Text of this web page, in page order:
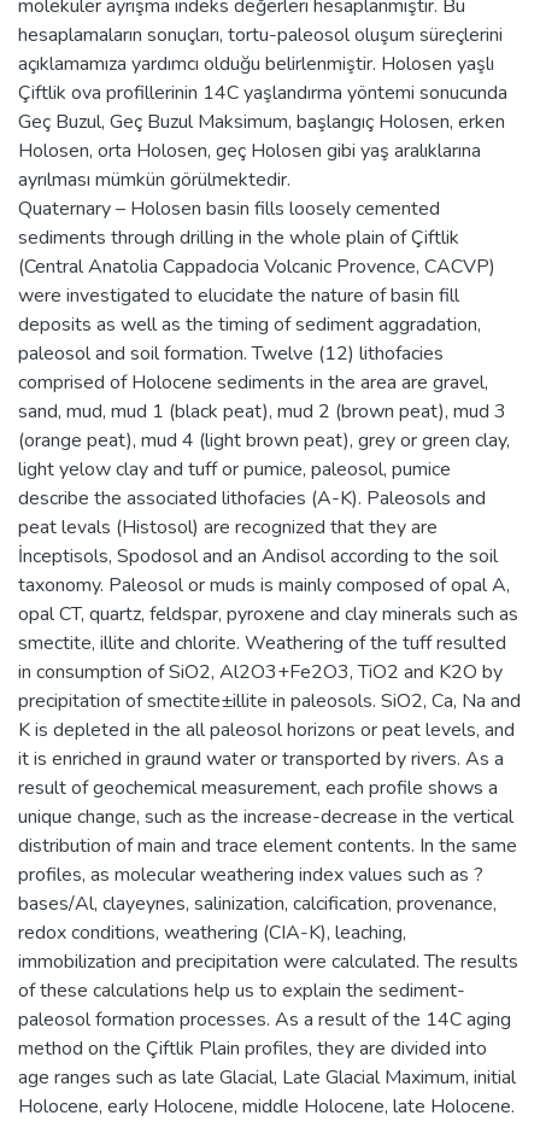
moleküler ayrışma indeks değerleri hesaplanmıştır. Bu
hesaplamaların sonuçları, tortu-paleosol oluşum süreçlerini
açıklamamıza yardımcı olduğu belirlenmiştir. Holosen yaşlı
Çiftlik ova profillerinin 14C yaşlandırma yöntemi sonucunda
Geç Buzul, Geç Buzul Maksimum, başlangıç Holosen, erken
Holosen, orta Holosen, geç Holosen gibi yaş aralıklarına
ayrılması mümkün görülmektedir.
Quaternary – Holosen basin fills loosely cemented
sediments through drilling in the whole plain of Çiftlik
(Central Anatolia Cappadocia Volcanic Provence, CACVP)
were investigated to elucidate the nature of basin fill
deposits as well as the timing of sediment aggradation,
paleosol and soil formation. Twelve (12) lithofacies
comprised of Holocene sediments in the area are gravel,
sand, mud, mud 1 (black peat), mud 2 (brown peat), mud 3
(orange peat), mud 4 (light brown peat), grey or green clay,
light yelow clay and tuff or pumice, paleosol, pumice
describe the associated lithofacies (A-K). Paleosols and
peat levals (Histosol) are recognized that they are
İnceptisols, Spodosol and an Andisol according to the soil
taxonomy. Paleosol or muds is mainly composed of opal A,
opal CT, quartz, feldspar, pyroxene and clay minerals such as
smectite, illite and chlorite. Weathering of the tuff resulted
in consumption of SiO2, Al2O3+Fe2O3, TiO2 and K2O by
precipitation of smectite±illite in paleosols. SiO2, Ca, Na and
K is depleted in the all paleosol horizons or peat levels, and
it is enriched in graund water or transported by rivers. As a
result of geochemical measurement, each profile shows a
unique change, such as the increase-decrease in the vertical
distribution of main and trace element contents. In the same
profiles, as molecular weathering index values such as ?
bases/Al, clayeynes, salinization, calcification, provenance,
redox conditions, weathering (CIA-K), leaching,
immobilization and precipitation were calculated. The results
of these calculations help us to explain the sediment-
paleosol formation processes. As a result of the 14C aging
method on the Çiftlik Plain profiles, they are divided into
age ranges such as late Glacial, Late Glacial Maximum, initial
Holocene, early Holocene, middle Holocene, late Holocene.